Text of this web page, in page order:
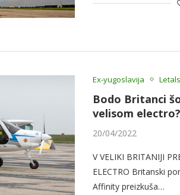
Ex-yugoslavija
Bodo Britanci
velisom electro?
20/04/2022
V VELIKI BRITANIJI
ELECTRO Britanski
Affinity preizkuša…